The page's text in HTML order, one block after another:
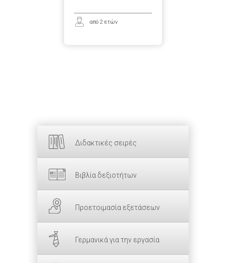
Διδακτικές σειρές
Βιβλία δεξιοτήτων
Προετοιμασία εξετάσεων
Γερμανικά για την εργασία
από 2 ετών